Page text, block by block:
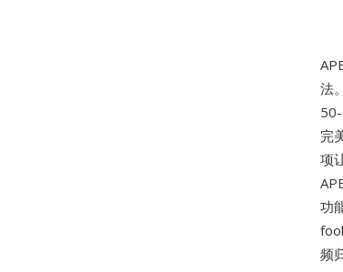
法
完
项
功
频